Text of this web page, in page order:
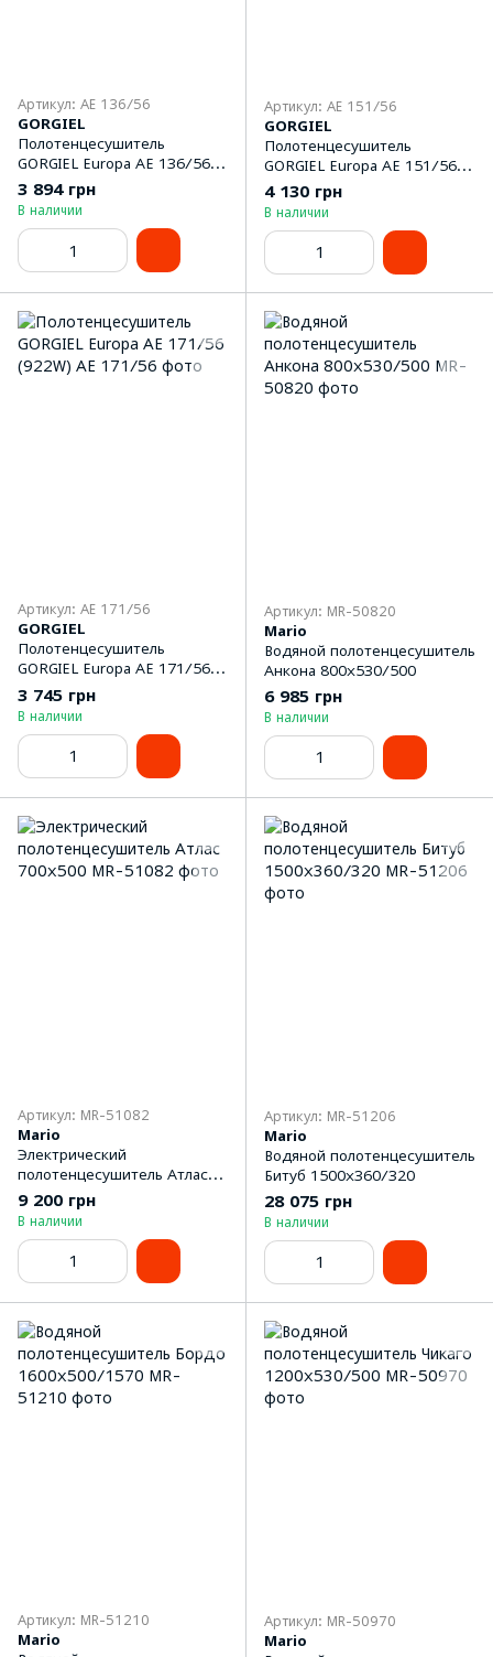
Артикул: AE 136/56
GORGIEL
Полотенцeсушитель
GORGIEL Europa AE 136/56
(729W)
3 894 грн
В наличии
Артикул: AE 151/56
GORGIEL
Полотенцeсушитель
GORGIEL Europa AE 151/56
(797W)
4 130 грн
В наличии
Артикул: AE 171/56
GORGIEL
Полотенцeсушитель
GORGIEL Europa AE 171/56
(922W)
3 745 грн
В наличии
Артикул: MR-50820
Mario
Водяной полотенцесушитель
Анкона 800x530/500
6 985 грн
В наличии
Артикул: MR-51082
Mario
Электрический
полотенцесушитель Атлас
700x500
9 200 грн
В наличии
Артикул: MR-51206
Mario
Водяной полотенцесушитель
Битуб 1500x360/320
28 075 грн
В наличии
Артикул: MR-51210
Mario
Артикул: MR-50970
Mario